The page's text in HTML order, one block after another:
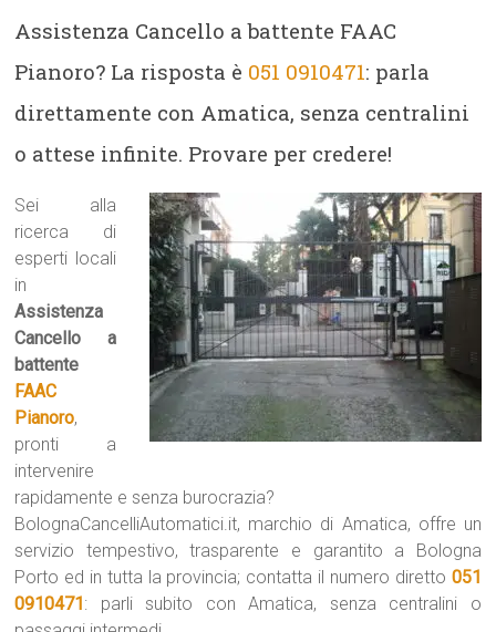
Assistenza Cancello a battente FAAC
Pianoro? La risposta è 051 0910471: parla
direttamente con Amatica, senza centralini
o attese infinite. Provare per credere!
Sei alla
ricerca di
esperti locali
in
Assistenza
Cancello a
battente
FAAC
Pianoro,
pronti a
intervenire
rapidamente e senza burocrazia?
BolognaCancelliAutomatici.it, marchio di Amatica, offre un
servizio tempestivo, trasparente e garantito a Bologna
Porto ed in tutta la provincia; contatta il numero diretto 051
0910471: parli subito con Amatica, senza centralini o